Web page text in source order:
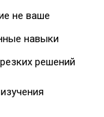
не ваше
навыки
решений